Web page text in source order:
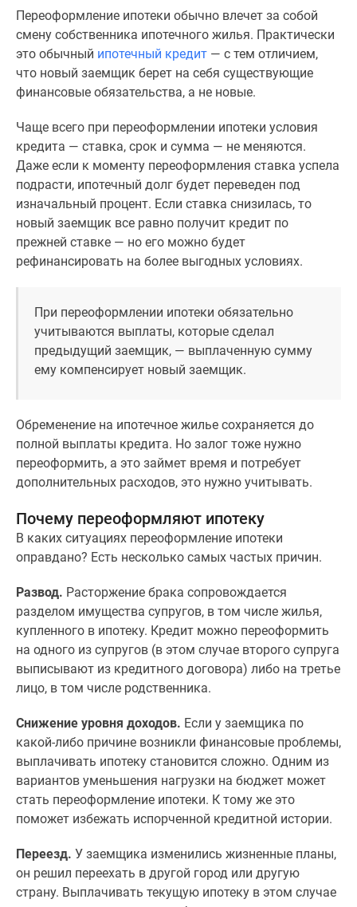
ипотека
Банки
программы
Медиа
недвижимости
Мнение
эксперта
Аналитика
рынка
Покупателю
Экспертиза
новостроек
авторы
проекте
Контакты
Реклама
Машино-
места
Апартаменты
ипотека
#рассрочка
ИТ-
ипотека
Квартиры
скидками
41%
Видео
360°
новостроек
Субсидированная
застройщиком
Поиск
дома
Переоформление ипотеки обычно влечет за собой
смену собственника ипотечного жилья. Практически
это обычный ипотечный кредит — с тем отличием,
что новый заемщик берет на себя существующие
финансовые обязательства, а не новые.
Чаще всего при переоформлении ипотеки условия
кредита — ставка, срок и сумма — не меняются.
Даже если к моменту переоформления ставка успела
подрасти, ипотечный долг будет переведен под
изначальный процент. Если ставка снизилась, то
новый заемщик все равно получит кредит по
прежней ставке — но его можно будет
рефинансировать на более выгодных условиях.
При переоформлении ипотеки обязательно
учитываются выплаты, которые сделал
предыдущий заемщик, — выплаченную сумму
ему компенсирует новый заемщик.
Обременение на ипотечное жилье сохраняется до
полной выплаты кредита. Но залог тоже нужно
переоформить, а это займет время и потребует
дополнительных расходов, это нужно учитывать.
Почему переоформляют ипотеку
В каких ситуациях переоформление ипотеки
оправдано? Есть несколько самых частых причин.
Развод. Расторжение брака сопровождается
разделом имущества супругов, в том числе жилья,
купленного в ипотеку. Кредит можно переоформить
на одного из супругов (в этом случае второго супруга
выписывают из кредитного договора) либо на третье
лицо, в том числе родственника.
Снижение уровня доходов. Если у заемщика по
какой-либо причине возникли финансовые проблемы,
выплачивать ипотеку становится сложно. Одним из
вариантов уменьшения нагрузки на бюджет может
стать переоформление ипотеки. К тому же это
поможет избежать испорченной кредитной истории.
Переезд. У заемщика изменились жизненные планы,
он решил переехать в другой город или другую
страну. Выплачивать текущую ипотеку в этом случае